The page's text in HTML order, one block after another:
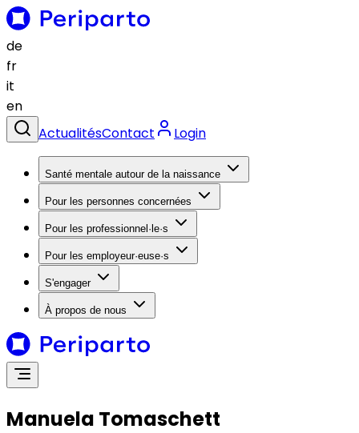
de
fr
it
en
ActualitésContact Login
Santé mentale autour de la naissance
Pour les personnes concernées
Pour les professionnel·le·s
Pour les employeur·euse·s
S'engager
À propos de nous
Manuela Tomaschett